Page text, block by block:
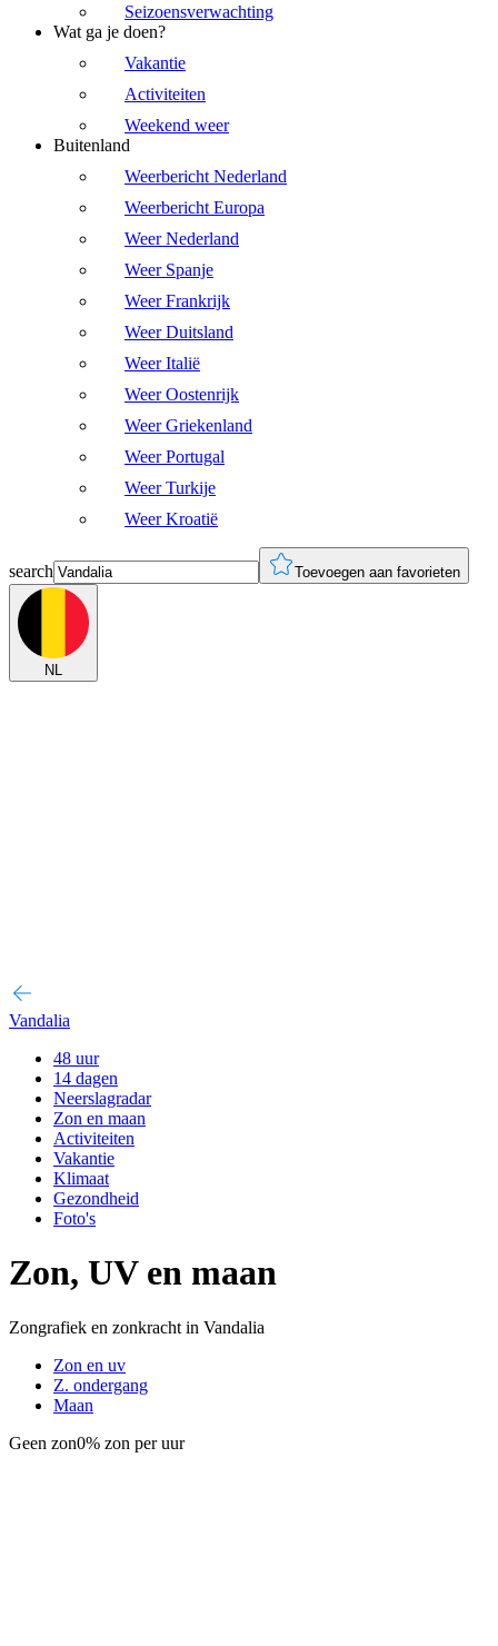
Seizoensverwachting
Wat ga je doen?
Vakantie
Activiteiten
Weekend weer
Buitenland
Weerbericht Nederland
Weerbericht Europa
Weer Nederland
Weer Spanje
Weer Frankrijk
Weer Duitsland
Weer Italië
Weer Oostenrijk
Weer Griekenland
Weer Portugal
Weer Turkije
Weer Kroatië
search Toevoegen aan favorieten
NL
Vandalia
48 uur
14 dagen
Neerslagradar
Zon en maan
Activiteiten
Vakantie
Klimaat
Gezondheid
Foto's
Zon, UV en maan
Zongrafiek en zonkracht in Vandalia
Zon en uv
Z. ondergang
Maan
Geen zon0% zon per uur